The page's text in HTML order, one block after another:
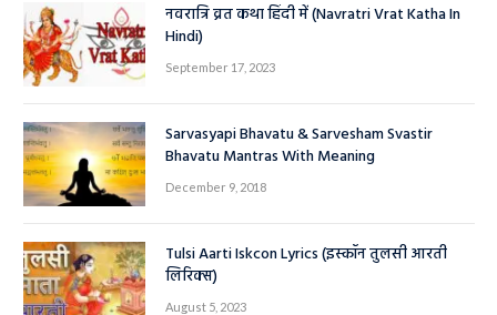
नवरात्रि व्रत कथा हिंदी में (Navratri Vrat Katha In
Hindi)
September 17, 2023
Sarvasyapi Bhavatu & Sarvesham Svastir
Bhavatu Mantras With Meaning
December 9, 2018
Tulsi Aarti Iskcon Lyrics (इस्कॉन तुलसी आरती
लिरिक्स)
August 5, 2023